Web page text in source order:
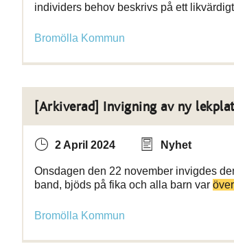
individers behov beskrivs på ett
Bromölla Kommun
[Arkiverad] Invigning av ny
2 April 2024 Nyhet
Onsdagen den 22 november invigdes
band, bjöds på fika och alla barn var
Bromölla Kommun